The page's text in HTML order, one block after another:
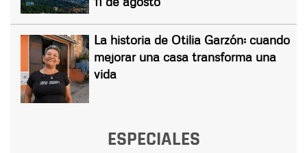
La historia de Otilia Garzón: cuando
mejorar una casa transforma una
vida
ESPECIALES